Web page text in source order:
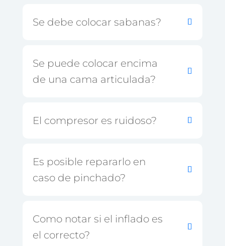
Se debe colocar sabanas?
Se puede colocar encima
de una cama articulada?
El compresor es ruidoso?
Es posible repararlo en
caso de pinchado?
Como notar si el inflado es
el correcto?